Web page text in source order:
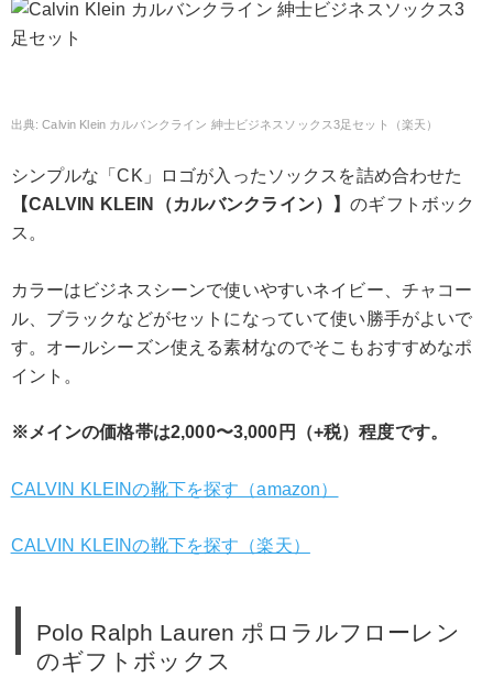
Calvin Klein カルバンクライン 紳士ビジネスソックス3足セット（楽天）
シンプルな「CK」ロゴが入ったソックスを詰め合わせた
【CALVIN KLEIN（カルバンクライン）】のギフトボック
ス。
カラーはビジネスシーンで使いやすいネイビー、チャコー
ル、ブラックなどがセットになっていて使い勝手がよいで
す。オールシーズン使える素材なのでそこもおすすめなポ
イント。
※メインの価格帯は2,000〜3,000円（+税）程度です。
CALVIN KLEINの靴下を探す（amazon）
CALVIN KLEINの靴下を探す（楽天）
Polo Ralph Lauren ポロラルフローレン
のギフトボックス